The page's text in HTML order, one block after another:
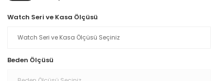
Watch Seri ve Kasa Ölçüsü
Beden Ölçüsü